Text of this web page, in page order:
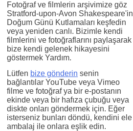
Fotoğraf ve filmlerin arşivimize göz
Stratford-upon-Avon Shakespeare'in
Doğum Günü Kutlamaları keşfedin
veya yeniden canlı. Bizimle kendi
filmlerini ve fotoğraflarını paylaşarak
bize kendi gelenek hikayesini
göstermek Yardım.
Lütfen bize gönderin senin
bağlantılar YouTube veya Vimeo
filme ve fotoğraf ya bir e-postanın
ekinde veya bir hafıza çubuğu veya
diskte onları göndermek için. Eğer
isterseniz bunları döndü, kendini ele
ambalaj ile onlara eşlik edin.